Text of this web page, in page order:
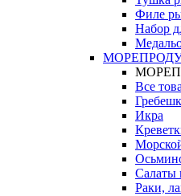
Филе
Набор
Все
Икра
Салаты
Раки,